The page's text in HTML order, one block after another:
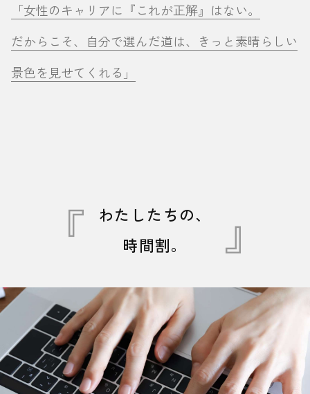
「女性のキャリアに『これが正解』はない。
だからこそ、自分で選んだ道は、きっと素晴らしい
景色を見せてくれる」
わたしたちの、
時間割。